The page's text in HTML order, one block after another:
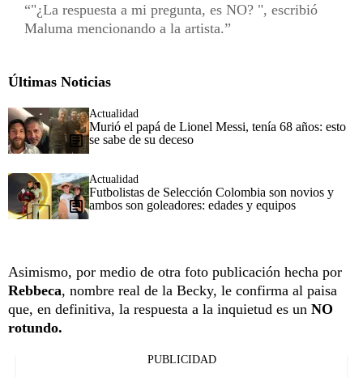
"¿La respuesta a mi pregunta, es NO? ", escribió
Maluma mencionando a la artista.
Últimas Noticias
Actualidad
Murió el papá de Lionel Messi, tenía 68 años: esto
se sabe de su deceso
Actualidad
Futbolistas de Selección Colombia son novios y
ambos son goleadores: edades y equipos
Asimismo, por medio de otra foto publicación hecha por
Rebbeca, nombre real de la Becky, le confirma al paisa
que, en definitiva, la respuesta a la inquietud es un NO
rotundo.
PUBLICIDAD